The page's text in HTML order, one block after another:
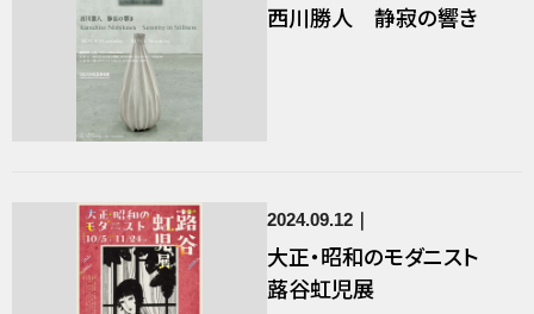
西川勝人 静寂の響き
2024.09.12
大正・昭和のモダニスト
蕗谷虹児展